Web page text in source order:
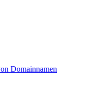
Domainnamen